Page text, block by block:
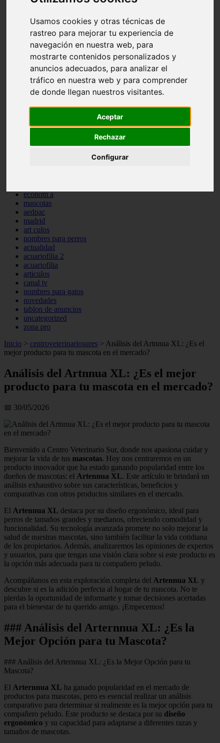
Usamos cookies y otras técnicas de
rastreo para mejorar tu experiencia de
navegación en nuestra web, para
mostrarte contenidos personalizados y
anuncios adecuados, para analizar el
tráfico en nuestra web y para comprender
de donde llegan nuestros visitantes.
Aceptar
Rechazar
Configurar
protagonistas
reptiles
abandono
adopci n
higiene
snacks
acuario
iberzoo propet
comercios
estanques
conejos
econom a
mascotas
aedpac
madrid
art culos
nombres para perros
actualidad
acuariofilia 2
acuariofilia
articulos
canal tv
nombres para gatos
novedades
tablon de anuncios
uncategorized
zona pro
Inicio > centroveterinariosures > Análisis del Artnnua XL: ¿Es el
mejor producto para tu mascota en el mercado?
Análisis del Artnnua XL: ¿Es el mejor
producto para tu mascota en el mercado?
📅 30/05/2026
Bienvenido a Centro Veterinario Sur, donde nos apasiona cuidar y
mejorar la vida de tus mascotas. Hoy nos centraremos en un
producto innovador que ha estado ganando popularidad entre los
dueños de mascotas: el Artennua XL. Este artículo te brindará un
análisis exhaustivo sobre sus características, beneficios y
comparativas con otros productos similares en el mercado.
El Artennua XL destaca por su diseño ergonómico, ideal para
perros de tamaños grandes y medianos, ofreciendo comodidad y
funcionalidad. Su tecnología avanzada promete no solo mejorar la
salud de nuestras mascotas, sino también facilitar la vida cotidiana
de los propietarios. Además, analizaremos las opiniones de expertos
y usuarios, para que tengas una visión clara sobre si este producto es
la opción más adecuada para tu compañero peludo.
Acompáñanos en esta exploración completa del Artennua XL y
descubre si es la adición perfecta al hogar de tu mascota. No te
pierdas la oportunidad de informarte y tomar decisiones acertadas
para el bienestar de tu querido amigo. ¡Empecemos!
### Análisis del Arternnua XL: ¿Es la
Mejor Opción para tu Mascota?
### Análisis del Arternnua XL: ¿Es la Mejor Opción para tu
Mascota?
El Arternnua XL ha ganado popularidad en el mercado de
productos para mascotas, pero es esencial realizar un análisis
comparativo para determinar si realmente es la mejor opción para tu
compañero peludo. Este producto se destaca por su diseño
ergonómico y su capacidad para adaptarse a diferentes razas y
tamaños de mascotas.